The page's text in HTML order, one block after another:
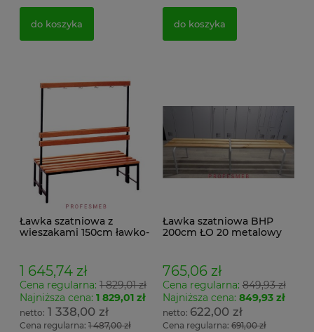
do koszyka do koszyka
Ławka szatniowa z
wieszakami 150cm ławko-
1 645,74 zł
Cena regularna: 1 829,01 zł
Najniższa cena: 1 829,01 zł
1 338,00 zł
Cena regularna: 1 487,00 zł
Ławka szatniowa BHP
200cm ŁO 20 metalowy
765,06 zł
Cena regularna:849,93 zł
Najniższa cena: 849,93 zł
622,00 zł
Cena regularna:691,00 zł